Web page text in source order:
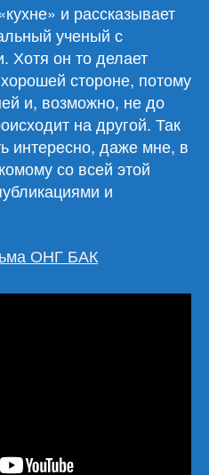
и рассказывает
ученый с
Хотя он то делает
стороне, потому
и, возможно, не до
на другой. Так
интересно, даже мне, в
со всей этой
и
ОНГ БАК